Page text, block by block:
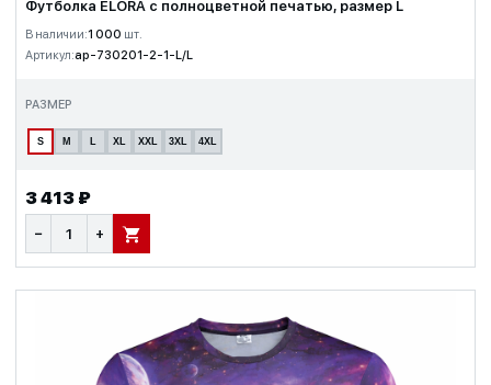
Футболка ELORA с полноцветной печатью, размер L
В наличии:1 000 шт.
Артикул:ap-730201-2-1-L/L
РАЗМЕР
S M L XL XXL 3XL 4XL
3 413 ₽
− + В КОРЗИНУ